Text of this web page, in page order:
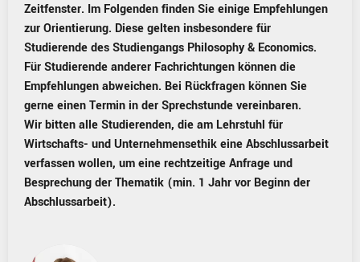
Zeitfenster. Im Folgenden finden Sie einige Empfehlungen
zur Orientierung. Diese gelten insbesondere für
Studierende des Studiengangs Philosophy & Economics.
Für Studierende anderer Fachrichtungen können die
Empfehlungen abweichen. Bei Rückfragen können Sie
gerne einen Termin in der Sprechstunde vereinbaren.
Wir bitten alle Studierenden, die am Lehrstuhl für
Wirtschafts- und Unternehmensethik eine Abschlussarbeit
verfassen wollen, um eine rechtzeitige Anfrage und
Besprechung der Thematik (min. 1 Jahr vor Beginn der
Abschlussarbeit).